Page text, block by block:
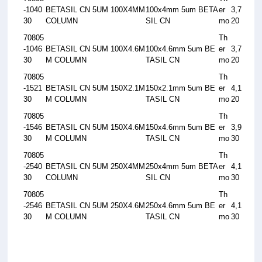
-1040
30
BETASIL CN 5UM 100X4MM
COLUMN
100x4mm 5um BETA
SIL CN
er
mo
3,7
20
70805
-1046
30
BETASIL CN 5UM 100X4.6M
M COLUMN
100x4.6mm 5um BE
TASIL CN
Th
er
mo
3,7
20
70805
-1521
30
BETASIL CN 5UM 150X2.1M
M COLUMN
150x2.1mm 5um BE
TASIL CN
Th
er
mo
4,1
20
70805
-1546
30
BETASIL CN 5UM 150X4.6M
M COLUMN
150x4.6mm 5um BE
TASIL CN
Th
er
mo
3,9
30
70805
-2540
30
BETASIL CN 5UM 250X4MM
COLUMN
250x4mm 5um BETA
SIL CN
Th
er
mo
4,1
30
70805
-2546
30
BETASIL CN 5UM 250X4.6M
M COLUMN
250x4.6mm 5um BE
TASIL CN
Th
er
mo
4,1
30